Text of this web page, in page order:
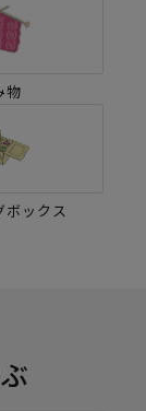
物
ボックス